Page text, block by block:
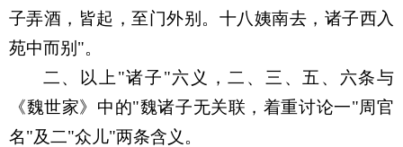
子弄酒，皆起，至门外别。十八姨南去，诸子西入
苑中而别 "。
二、以上 "诸子"六义，二、三、五、六条与
《魏世家》中的"魏诸子无关联，着重讨论一"周官
名"及二"众儿"两条含义。